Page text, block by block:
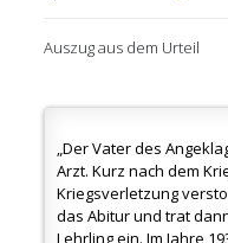
Auszug aus dem Urteil
„Der Vater des
Arzt. Kurz nach dem
Kriegsverletzung
das Abitur und trat
Lehrling ein. Im Jahre